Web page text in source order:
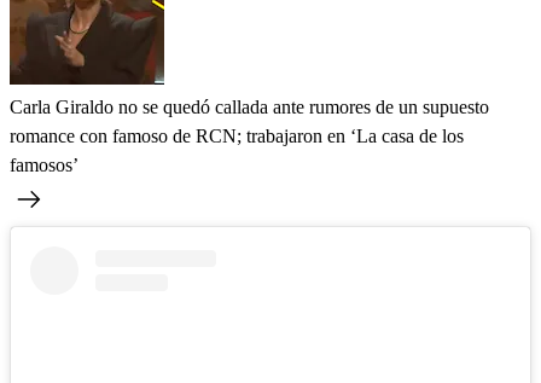
Carla Giraldo no se quedó callada ante rumores de un supuesto
romance con famoso de RCN; trabajaron en ‘La casa de los
famosos’